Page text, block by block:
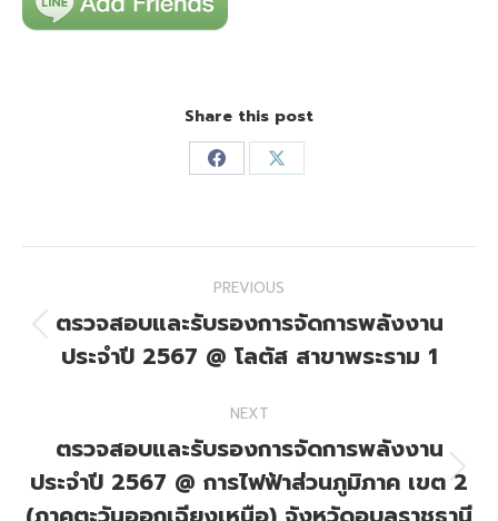
Share this post
Share
Facebook
Share
X
navigation
PREVIOUS
Previous
post:
ตรวจสอบและรับรองการจัดการพลังงาน
ประจำปี 2567 @ โลตัส สาขาพระราม 1
NEXT
Next
post:
ตรวจสอบและรับรองการจัดการพลังงาน
ประจำปี 2567 @ การไฟฟ้าส่วนภูมิภาค เขต 2